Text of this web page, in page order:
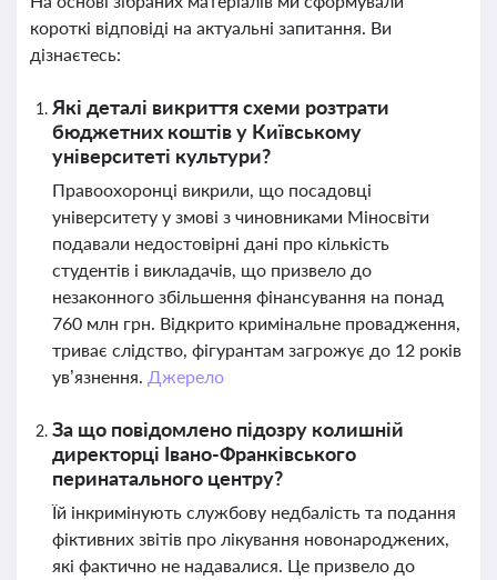
короткі відповіді на актуальні запитання. Ви
дізнаєтесь:
Які деталі викриття схеми розтрати
бюджетних коштів у Київському
університеті культури?
Правоохоронці викрили, що посадовці
університету у змові з чиновниками Міносвіти
подавали недостовірні дані про кількість
студентів і викладачів, що призвело до
незаконного збільшення фінансування на понад
760 млн грн. Відкрито кримінальне провадження,
триває слідство, фігурантам загрожує до 12 років
ув’язнення. Джерело
За що повідомлено підозру колишній
директорці Івано-Франківського
перинатального центру?
Їй інкримінують службову недбалість та подання
фіктивних звітів про лікування новонароджених,
які фактично не надавалися. Це призвело до